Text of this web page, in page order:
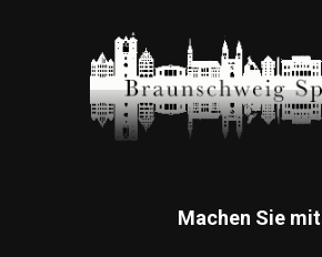
Machen Sie mit